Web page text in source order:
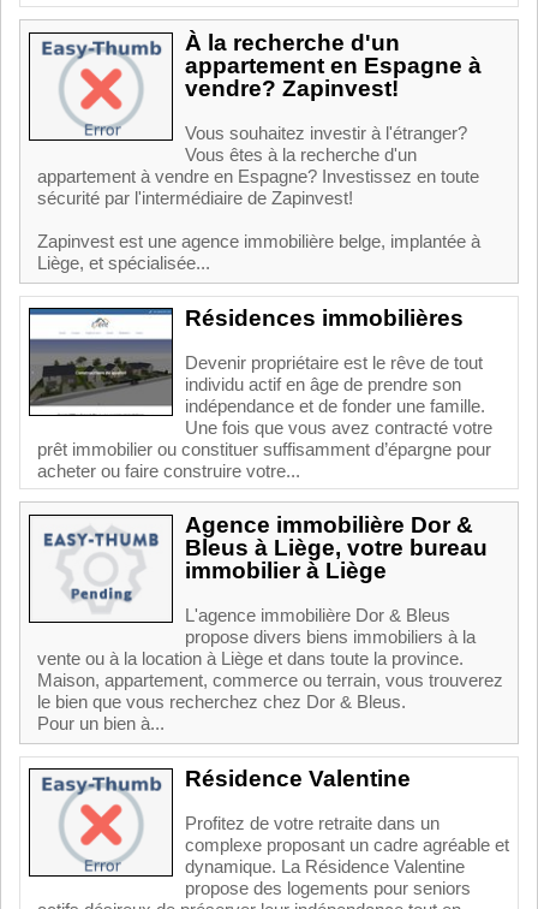
À la recherche d'un
appartement en Espagne à
vendre? Zapinvest!
Vous souhaitez investir à l'étranger?
Vous êtes à la recherche d'un
appartement à vendre en Espagne? Investissez en toute
sécurité par l'intermédiaire de Zapinvest!
Zapinvest est une agence immobilière belge, implantée à
Liège, et spécialisée...
Résidences immobilières
Devenir propriétaire est le rêve de tout
individu actif en âge de prendre son
indépendance et de fonder une famille.
Une fois que vous avez contracté votre
prêt immobilier ou constituer suffisamment d’épargne pour
acheter ou faire construire votre...
Agence immobilière Dor &
Bleus à Liège, votre bureau
immobilier à Liège
L'agence immobilière Dor & Bleus
propose divers biens immobiliers à la
vente ou à la location à Liège et dans toute la province.
Maison, appartement, commerce ou terrain, vous trouverez
le bien que vous recherchez chez Dor & Bleus.
Pour un bien à...
Résidence Valentine
Profitez de votre retraite dans un
complexe proposant un cadre agréable et
dynamique. La Résidence Valentine
propose des logements pour seniors